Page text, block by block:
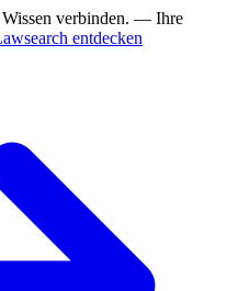
verbinden. — Ihre
entdecken